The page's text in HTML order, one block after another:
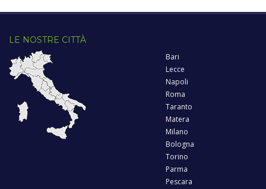
LE NOSTRE CITTÀ
Bari
Lecce
Napoli
Roma
Taranto
Matera
Milano
Bologna
Torino
Parma
Pescara